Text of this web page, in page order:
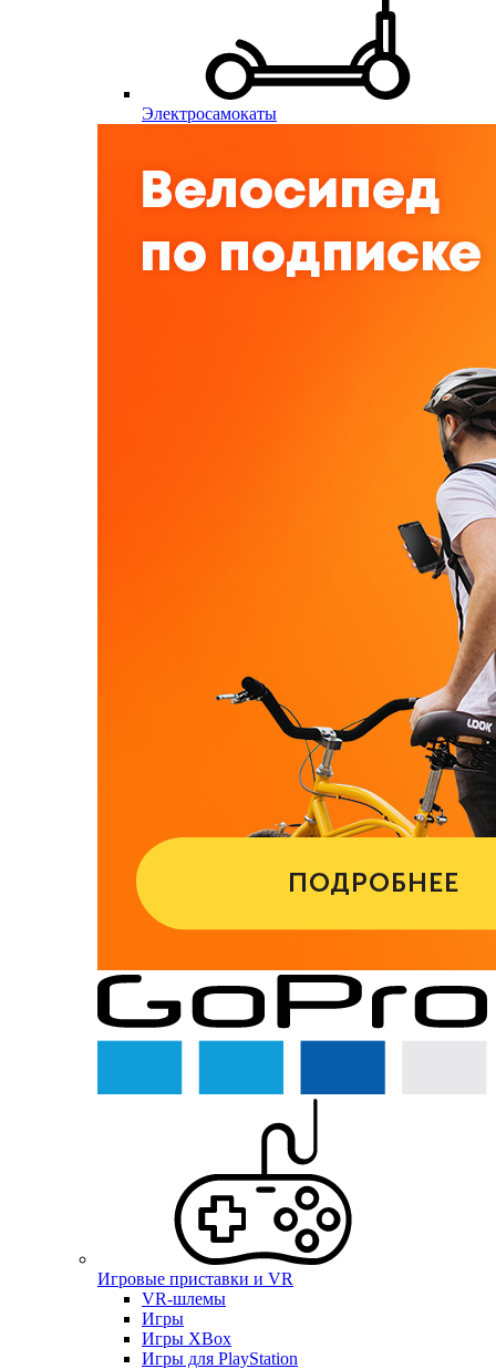
Электросамокаты
Игровые приставки и VR
VR-шлемы
Игры
Игры XBox
Игры для PlayStation